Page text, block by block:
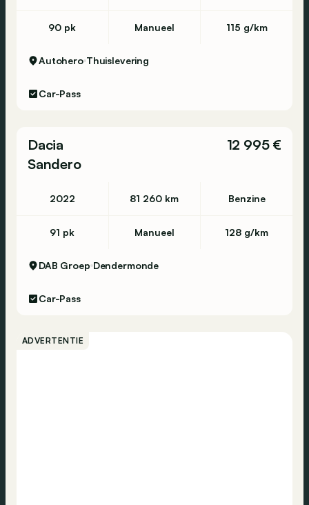
90 pk Manueel 115 g/km
Autohero Thuislevering
Car-Pass
Dacia
Sandero
12 995 €
2022 81 260 km Benzine
91 pk Manueel 128 g/km
DAB Groep Dendermonde
Car-Pass
ADVERTENTIE